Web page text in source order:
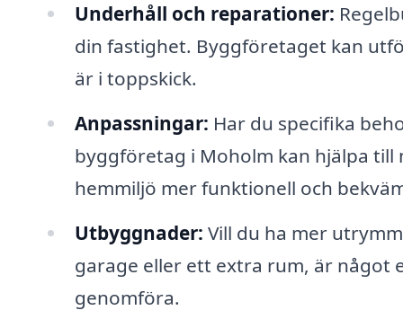
Underhåll och reparationer:
din fastighet. Byggföretaget kan
är i toppskick.
Anpassningar: Har du specifika
byggföretag i Moholm kan hjälpa
hemmiljö mer funktionell och
Utbyggnader: Vill du ha mer
garage eller ett extra rum, är något
genomföra.